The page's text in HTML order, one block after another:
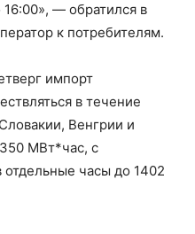
16:00», — обратился в
к потребителям.
импорт
в течение
Венгрии и
МВт*час, с
часы до 1402